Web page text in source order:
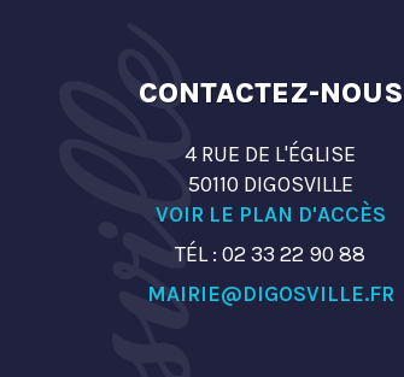
CONTACTEZ-NOUS
4 RUE DE L'ÉGLISE
50110 DIGOSVILLE
VOIR LE PLAN D'ACCÈS
TÉL : 02 33 22 90 88
MAIRIE@DIGOSVILLE.FR